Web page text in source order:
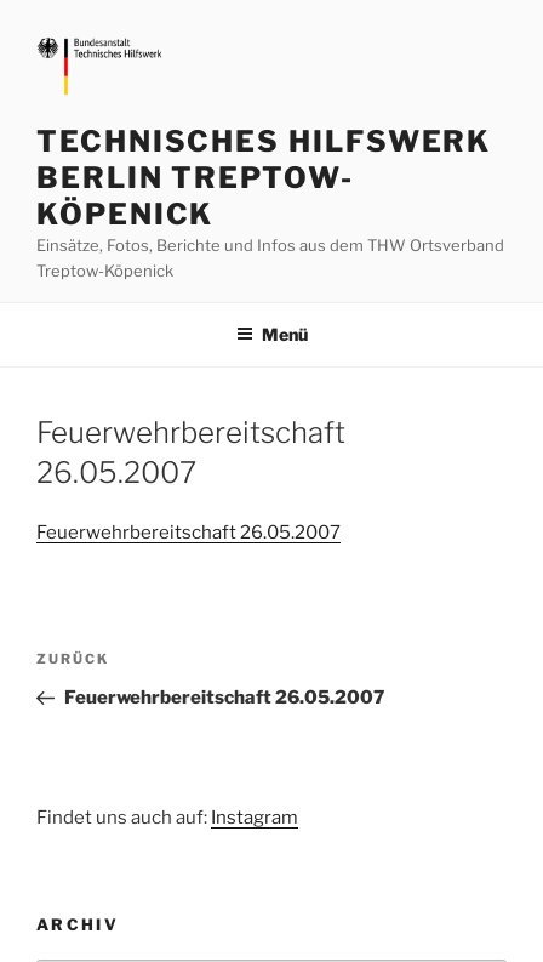
Inhalt
springen
TECHNISCHES HILFSWERK
BERLIN TREPTOW-
KÖPENICK
Einsätze, Fotos, Berichte und Infos aus dem THW Ortsverband
Treptow-Köpenick
Menü
Feuerwehrbereitschaft
26.05.2007
Feuerwehrbereitschaft 26.05.2007
Beitragsnavigation
Vorheriger
Beitrag
ZURÜCK
Feuerwehrbereitschaft 26.05.2007
Findet uns auch auf: Instagram
ARCHIV